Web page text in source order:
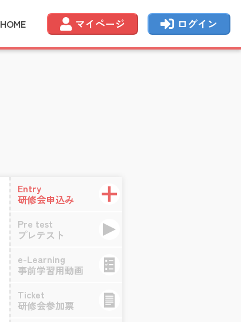
HOME マイページ ログイン
Entry
研修会申込み
Pre test
プレテスト
e-Learning
事前学習用動画
Ticket
研修会参加票